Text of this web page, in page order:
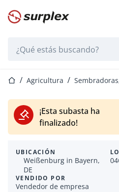
Página de inicio
Página de inicio
Agricultura Sembradoras,
¡Esta subasta ha
finalizado!
UBICACIÓN
Weißenburg in Bayern,
DE
VENDIDO POR
Vendedor de empresa